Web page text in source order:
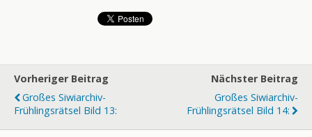
Vorheriger Beitrag
Großes Siwiarchiv-
Frühlingsrätsel Bild 13:
Nächster Beitrag
Großes Siwiarchiv-
Frühlingsrätsel Bild 14: